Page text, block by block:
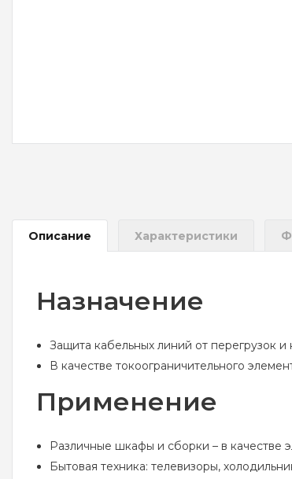
Описание Характеристики
Назначение
Защита кабельных линий от перегрузок и
В качестве токоограничительного
Применение
Различные шкафы и сборки – в качестве
Бытовая техника: телевизоры,